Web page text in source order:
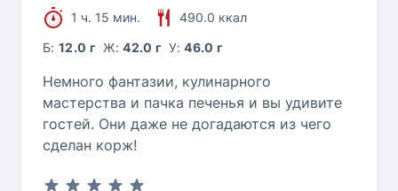
1 ч. 15 мин.
490.0 ккал
Б:12.0 г Ж:42.0 г У:46.0 г
Немного фантазии, кулинарного
мастерства и пачка печенья и вы удивите
гостей. Они даже не догадаются из чего
сделан корж!